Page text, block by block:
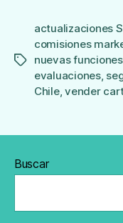
Etiquetas
actualizaciones
comisiones
nuevas
evaluaciones,
Chile,vender
Buscar